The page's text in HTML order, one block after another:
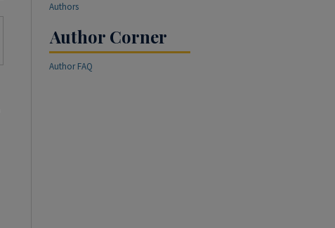
Authors
Author Corner
Author FAQ